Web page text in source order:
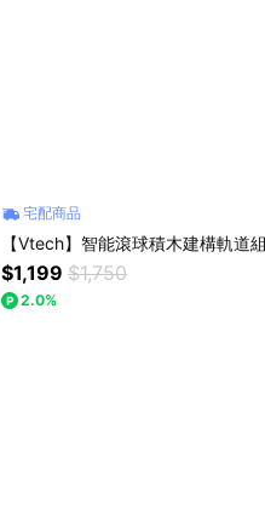
宅配商品
【Vtech】智能滾球積木建構軌道
$1,199 $1,750
2.0%